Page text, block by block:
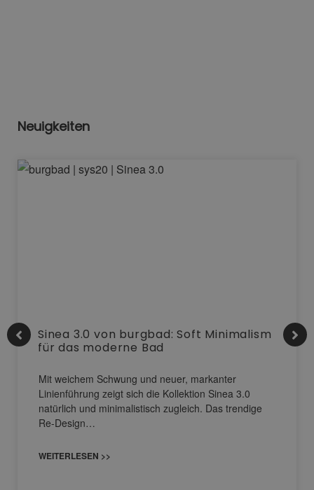
Neuigkeiten
Sinea 3.0 von burgbad: Soft Minimalism
für das moderne Bad
Mit weichem Schwung und neuer, markanter
Linienführung zeigt sich die Kollektion Sinea 3.0
natürlich und minimalistisch zugleich. Das trendige
Re-Design…
WEITERLESEN >>